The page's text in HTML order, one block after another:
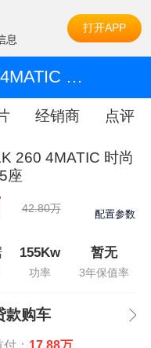
息
打开APP
2015款 GLK 260 4MATIC 时尚型 极致版 5座
经销商 点评
260 4MATIC 时尚
座
42.80万 配置参数
155Kw
功率
暂无
3年保值率
款购车